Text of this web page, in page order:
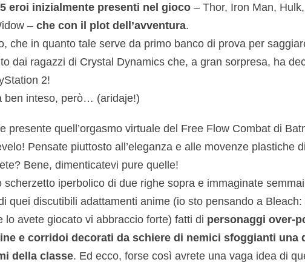
eroi inizialmente presenti nel gioco– Thor, Iron Man,
– che con il plot dell’avventura.
che in quanto tale serve da primo banco di prova per
dai ragazzi di Crystal Dynamics che, a gran sorpresa, ha
2!
ben inteso, però… (aridaje!)
presente quell’orgasmo virtuale del Free Flow Combat di
Pensate piuttosto all’eleganza e alle movenze plastiche
Bene, dimenticatevi pure quelle!
scherzetto iperbolico di due righe sopra e immaginate
quei discutibili adattamenti anime (io sto pensando a Bleach:
avete giocato vi abbraccio forte) fatti di personaggi over-
e corridoi decorati da schiere di nemici sfoggianti una
della classe. Ed ecco, forse così avrete una vaga idea di